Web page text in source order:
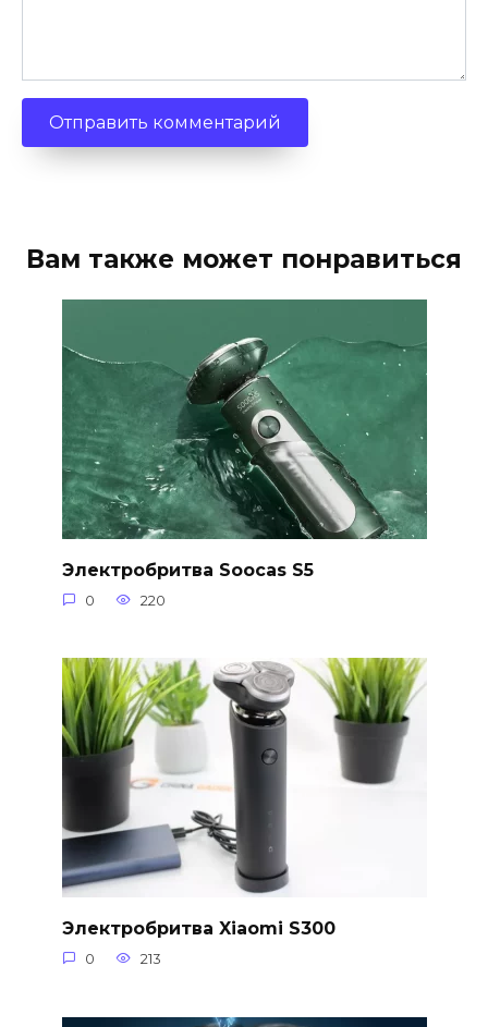
Вам также может понравиться
Электробритва Soocas S5
0 220
Электробритва Xiaomi S300
0 213